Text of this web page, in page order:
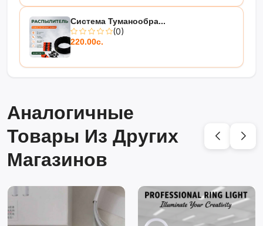
Система Туманообра...
(0)
220.00с.
Аналогичные
Товары Из Других
Магазинов